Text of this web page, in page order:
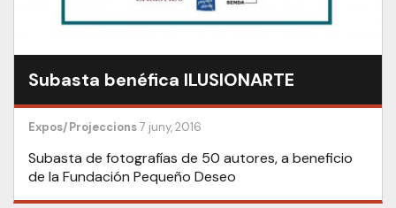
Subasta benéfica ILUSIONARTE
Expos/Projeccions7 juny, 2016
Subasta de fotografías de 50 autores, a beneficio
de la Fundación Pequeño Deseo